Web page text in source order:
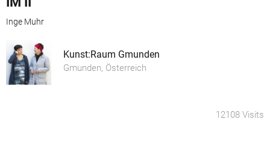
Inge Muhr
Kunst:Raum Gmunden
Gmunden, Österreich
12108 Visits